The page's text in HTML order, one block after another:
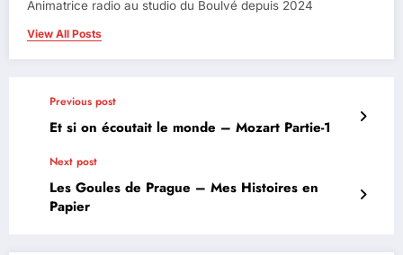
Animatrice radio au studio du Boulvé depuis 2024
View All Posts
Previous post
Et si on écoutait le monde – Mozart Partie-1
Next post
Les Goules de Prague – Mes Histoires en
Papier